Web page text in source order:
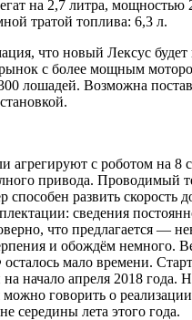
на 2,7 литра, мощностью
тратой топлива: 6,3 л.
что новый Лексус будет
с более мощным
лошадей. Возможна
агрегируют с роботом на 8
привода. Проводимый
способен развить скорость
сведения
что предлагается —
и обождём немного.
мало времени.
начало апреля 2018 года.
можно говорить о
середины лета этого года.